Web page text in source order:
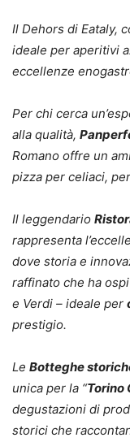
Il Dehors di Eataly,
ideale per aperitivi
eccellenze
Per chi cerca
alla qualità,
Romano offre un
pizza per celiaci,
Il leggendario
rappresenta
dove storia e
raffinato che ha
e Verdi – ideale per
prestigio.
Le Botteghe
unica per la “Torino
degustazioni di
storici che